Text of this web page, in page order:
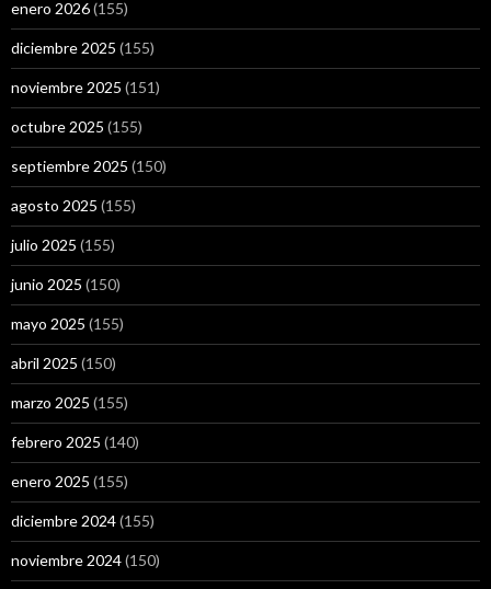
enero 2026(155)
diciembre 2025 (155)
noviembre 2025 (151)
octubre 2025 (155)
septiembre 2025 (150)
agosto 2025 (155)
julio 2025 (155)
junio 2025 (150)
mayo 2025 (155)
abril 2025 (150)
marzo 2025 (155)
febrero 2025 (140)
enero 2025 (155)
diciembre 2024(155)
noviembre 2024(150)